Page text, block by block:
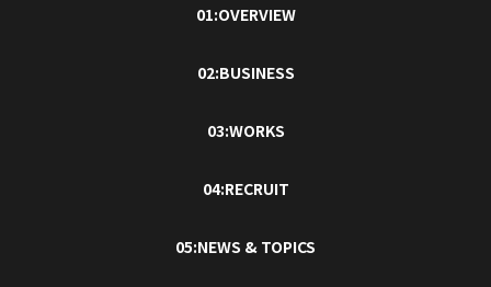
01:OVERVIEW
02:BUSINESS
03:WORKS
04:RECRUIT
05:NEWS & TOPICS